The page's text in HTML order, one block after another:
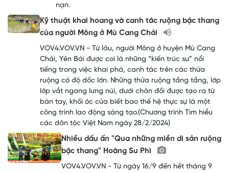
nạn.
Kỹ thuật khai hoang và canh tác ruộng bậc thang
của người Mông ở Mù Cang Chải
VOV4.VOV.VN - Từ lâu, người Mông ở huyện Mù Cang
Chải, Yên Bái được coi là những “kiến trúc sư” nổi
tiếng trong việc khai phá, canh tác trên các thửa
ruộng có độ dốc lớn. Những thửa ruộng tầng tầng, lớp
lớp vắt ngang lưng núi, dưới chân đồi được tạo ra từ
bàn tay, khối óc của biết bao thế hệ thực sự là một
công trình lao động sáng tạo.(Chương trình Tìm hiểu
các dân tộc Việt Nam ngày 28/2/2024)
Nhiều dấu ấn "Qua những miền di sản ruộng
bậc thang" Hoàng Su Phì
VOV4.VOV.VN - Từ ngày 16/9 đến hết tháng 9